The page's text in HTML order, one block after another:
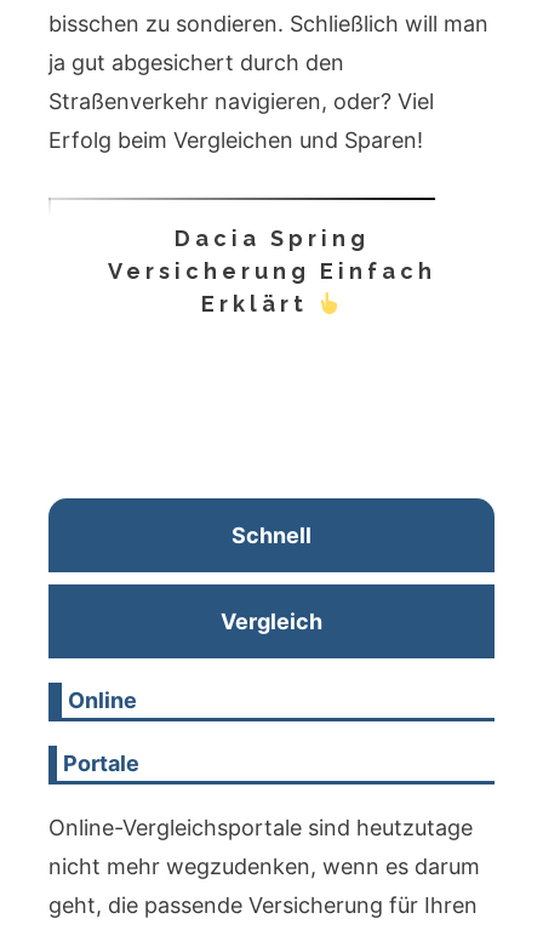
bisschen zu sondieren. Schließlich will man
ja gut abgesichert durch den
Straßenverkehr navigieren, oder? Viel
Erfolg beim Vergleichen und Sparen!
Dacia Spring
Versicherung Einfach
Erklärt
Schnell
Vergleich
Online
Portale
Online-Vergleichsportale sind heutzutage
nicht mehr wegzudenken, wenn es darum
geht, die passende Versicherung für Ihren